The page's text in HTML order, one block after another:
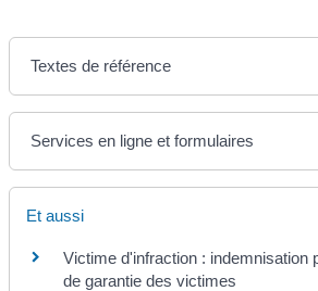
Textes de référence
Services en ligne et formulaires
Et aussi
Victime d'infraction : indemnisation
de garantie des victimes